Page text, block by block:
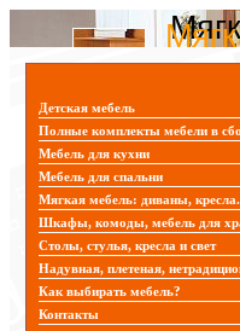
Детская мебель
Полные комплекты мебели в
Мебель для кухни
Мебель для спальни
Мягкая мебель: диваны,
Шкафы, комоды, мебель для
Столы, стулья, кресла и свет
Надувная, плетеная,
Как выбирать мебель?
Контакты